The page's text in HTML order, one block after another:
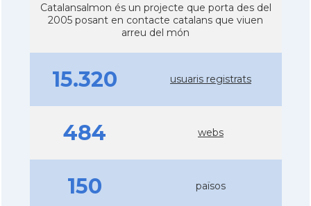
Catalansalmon és un projecte que porta des del
2005 posant en contacte catalans que viuen
arreu del món
15.320 usuaris registrats
484 webs
150 països